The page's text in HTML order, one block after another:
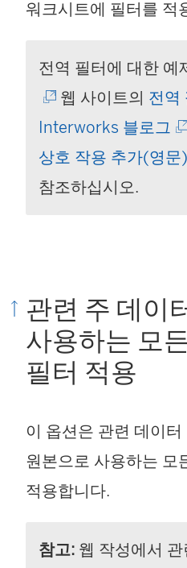
워크시트에 필터를 적
전역 필터에 대한 예
웹 사이트의 전역
Interworks 블로그 (
링
에
서
)
상호 작용 추가(영문)
참조하십시오.
관련 주 데이
사용하는 모
필터 적용
이 옵션은 관련 데이
원본으로 사용하는 모
적용합니다.
참고: 웹 작성에서